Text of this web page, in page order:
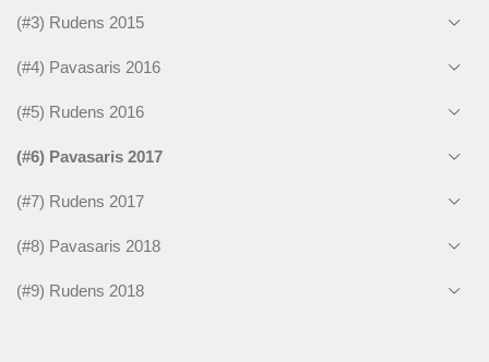
(#3) Rudens 2015
(#4) Pavasaris 2016
(#5) Rudens 2016
(#6) Pavasaris 2017
(#7) Rudens 2017
(#8) Pavasaris 2018
(#9) Rudens 2018